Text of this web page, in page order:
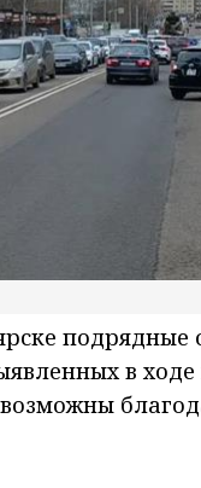
подрядные
в